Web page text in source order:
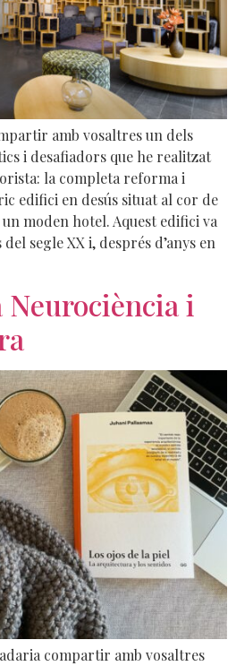
amb vosaltres un dels
i desafiadors que he realitzat
la completa reforma i
edifici en desús situat al cor de
moden hotel. Aquest edifici va
segle XX i, després d’anys en
i
compartir amb vosaltres